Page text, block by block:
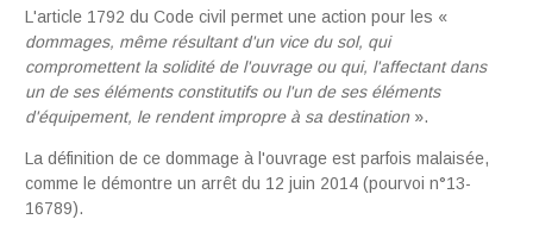
L'article 1792 du Code civil permet une action pour les «
dommages, même résultant d'un vice du sol, qui
compromettent la solidité de l'ouvrage ou qui, l'affectant dans
un de ses éléments constitutifs ou l'un de ses éléments
d'équipement, le rendentimpropre à sa destination ».
La définition de ce dommage à l'ouvrage est parfois malaisée,
comme le démontre un arrêt du 12 juin 2014 (pourvoi n°13-
16789).